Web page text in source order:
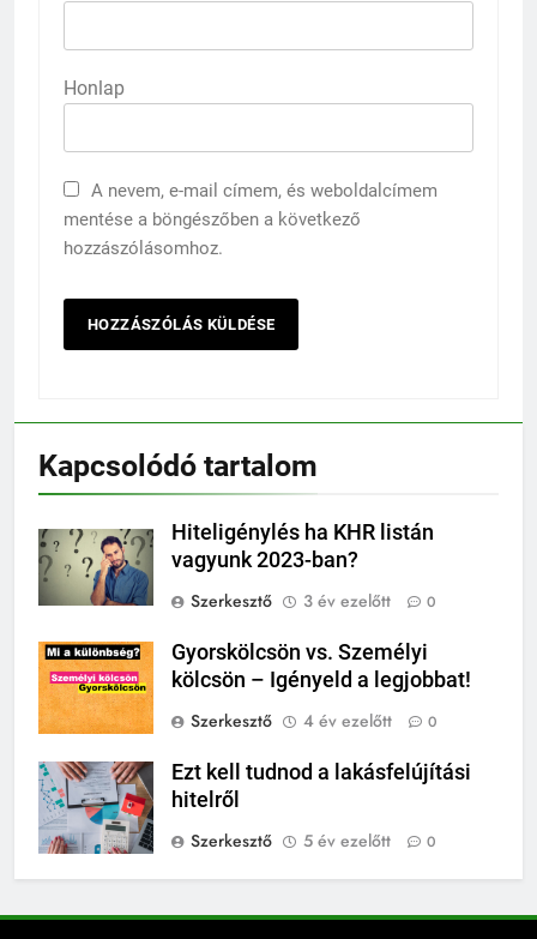
Honlap
A nevem, e-mail címem, és weboldalcímem
mentése a böngészőben a következő
hozzászólásomhoz.
Kapcsolódó tartalom
Hiteligénylés ha KHR listán
vagyunk 2023-ban?
Szerkesztő
3 év ezelőtt 0
Gyorskölcsön vs. Személyi
kölcsön – Igényeld a legjobbat!
Szerkesztő
4 év ezelőtt 0
Ezt kell tudnod a lakásfelújítási
hitelről
Szerkesztő
5 év ezelőtt 0